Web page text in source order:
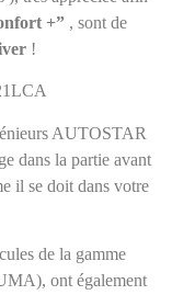
+” , sont de
!
AUTOSTAR
dans la partie avant
il se doit dans votre
de la gamme
ont également